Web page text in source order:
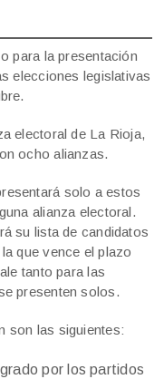
para la presentación
elecciones legislativas
electoral de La Rioja,
ocho alianzas.
solo a estos
alianza electoral.
su lista de candidatos
que vence el plazo
tanto para las
presenten solos.
son las siguientes:
por los partidos